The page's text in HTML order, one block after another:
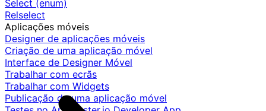
Select (enum)
Relselect
Aplicações móveis
Designer de aplicações móveis
Criação de uma aplicação móvel
Interface de Designer Móvel
Trabalhar com ecrãs
Trabalhar com Widgets
Publicação de uma aplicação móvel